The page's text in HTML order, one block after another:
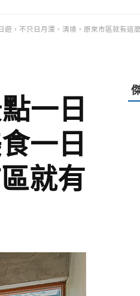
，不只日月潭、清境，原來市區就有這
一日
一日
就有